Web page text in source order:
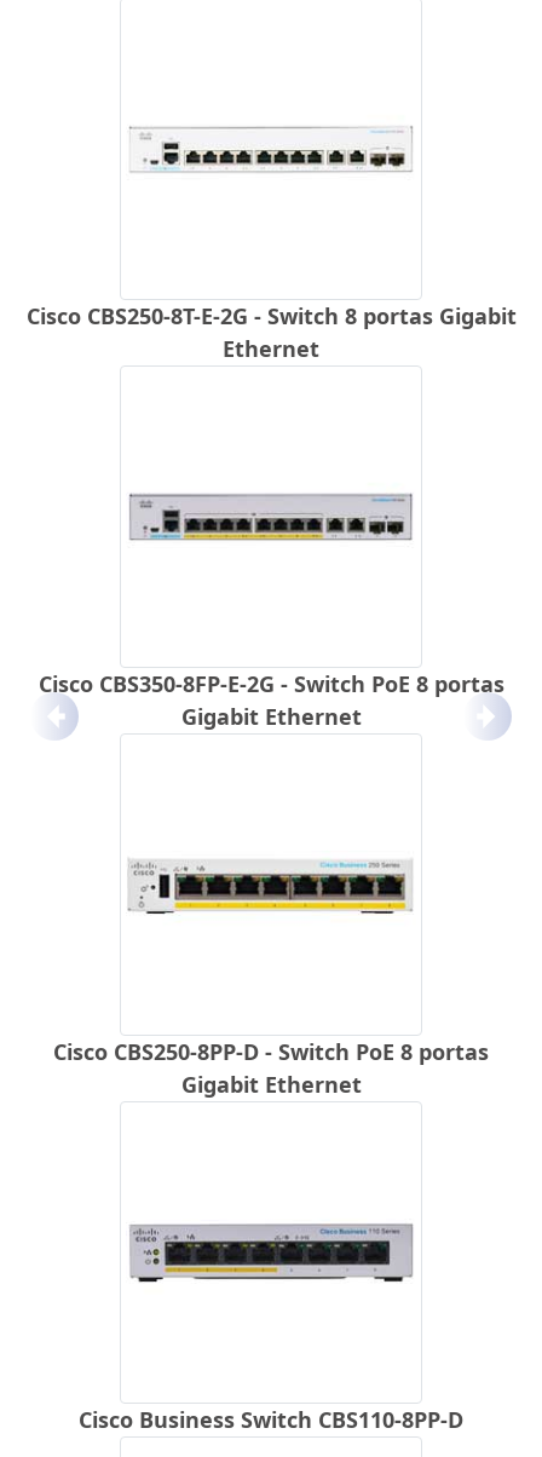
Cisco CBS250-8T-E-2G - Switch 8 portas Gigabit
Ethernet
Cisco CBS350-8FP-E-2G - Switch PoE 8 portas
Gigabit Ethernet
Cisco CBS250-8PP-D - Switch PoE 8 portas
Gigabit Ethernet
Cisco Business Switch CBS110-8PP-D
Anterior